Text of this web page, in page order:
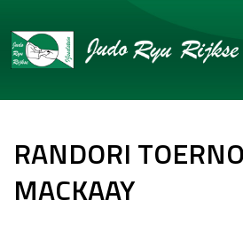
RANDORI
MACKAAY